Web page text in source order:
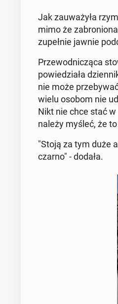
Jak za­uważyła
mimo że
zu­pełnie jawnie
Prze­wod­niczą­ca
powiedzi­ała
nie może
wielu osobom nie
Nikt nie chce stać
należy myśleć, że
"Stoją za tym duże
czarno" - dodała.